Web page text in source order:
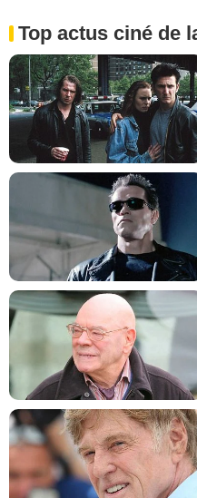
Top actus ciné de